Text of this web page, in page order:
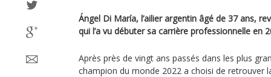
Ángel Di María, l’ailier argentin âgé de 37 ans,
qui l’a vu débuter sa carrière professionnelle en
Après près de vingt ans passés dans les plus
champion du monde 2022 a choisi de retrouver